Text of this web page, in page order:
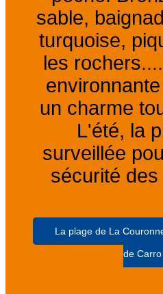
sable,
turquoise,
les
un charme
L'été, la
surveillée
sécurité
La plage de La
de Carro